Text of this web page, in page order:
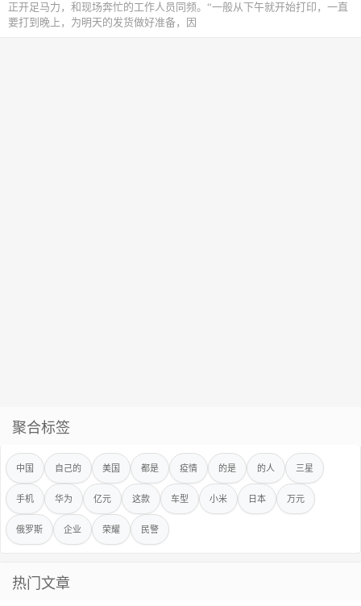
正开足马力，和现场奔忙的工作人员同频。“一般从下午就开始打印，一直
要打到晚上，为明天的发货做好准备，因
聚合标签
中国 自己的 美国 都是 疫情 的是 的人 三星
手机 华为 亿元 这款 车型 小米 日本 万元
俄罗斯 企业 荣耀 民警
热门文章